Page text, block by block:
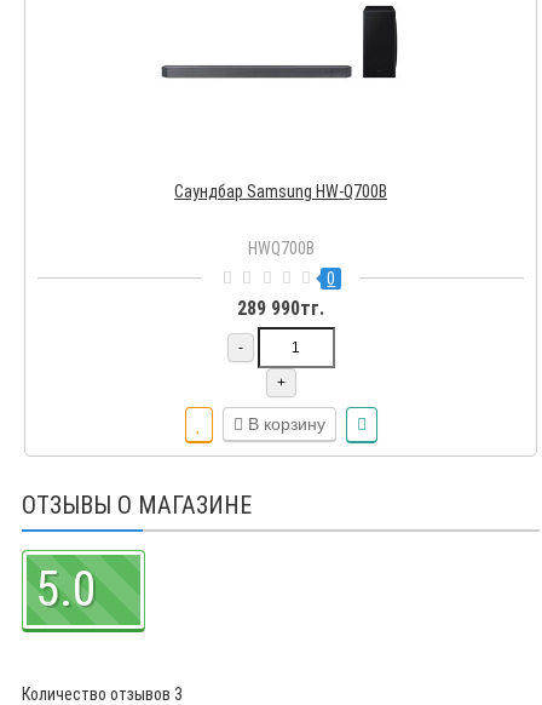
Саундбар Samsung HW-Q700B
HWQ700B
0
289 990тг.
-
+
В корзину
ОТЗЫВЫ О МАГАЗИНЕ
5.0
Количество отзывов 3